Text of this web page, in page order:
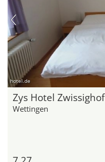
hotel.de
Zys Hotel Zwissighof
Wettingen